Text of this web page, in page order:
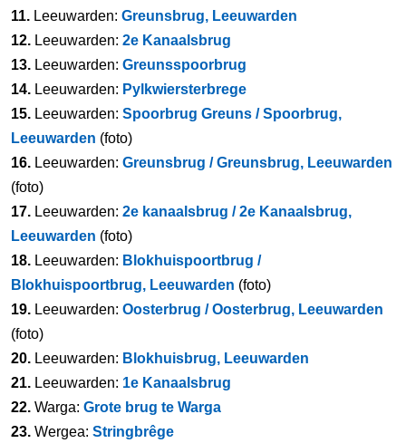
11. Leeuwarden: Greunsbrug, Leeuwarden
12. Leeuwarden: 2e Kanaalsbrug
13. Leeuwarden: Greunsspoorbrug
14. Leeuwarden: Pylkwiersterbrege
15. Leeuwarden: Spoorbrug Greuns / Spoorbrug,
Leeuwarden (foto)
16. Leeuwarden: Greunsbrug / Greunsbrug, Leeuwarden
(foto)
17. Leeuwarden: 2e kanaalsbrug / 2e Kanaalsbrug,
Leeuwarden (foto)
18. Leeuwarden: Blokhuispoortbrug /
Blokhuispoortbrug, Leeuwarden (foto)
19. Leeuwarden: Oosterbrug / Oosterbrug, Leeuwarden
(foto)
20. Leeuwarden: Blokhuisbrug, Leeuwarden
21. Leeuwarden: 1e Kanaalsbrug
22. Warga: Grote brug te Warga
23. Wergea: Stringbrêge